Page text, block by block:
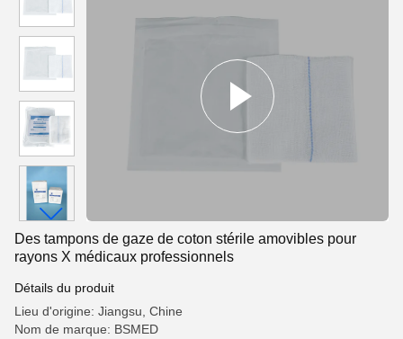
Des tampons de gaze de coton stérile amovibles pour
rayons X médicaux professionnels
Détails du produit
Lieu d'origine: Jiangsu, Chine
Nom de marque: BSMED